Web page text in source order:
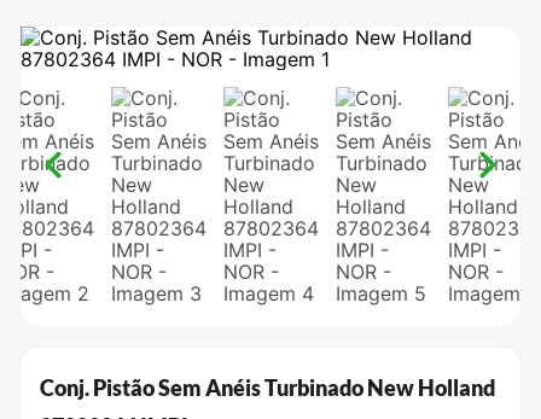
Conj. Pistão Sem Anéis Turbinado New Holland